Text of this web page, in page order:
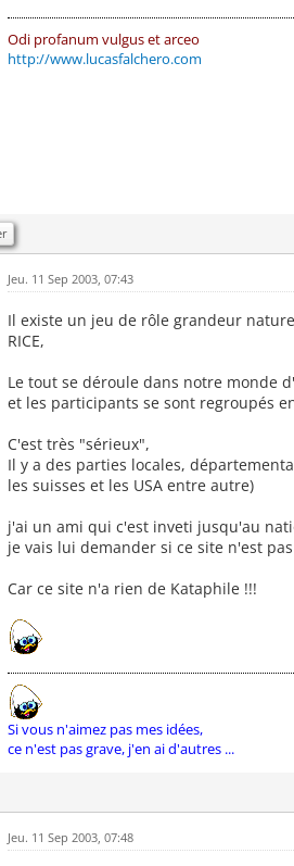
Les Liens
Les
Odi profanum vulgus et arceo
http://www.lucasfalchero.com
Jeu. 11 Sep 2003, 07:43
Il existe un jeu de rôle grandeur
RICE,
Le tout se déroule dans notre monde
et les participants se sont regroupés
C'est très "sérieux",
Il y a des parties locales,
les suisses et les USA entre autre)
j'ai un ami qui c'est inveti jusqu'au
je vais lui demander si ce site n'est
Car ce site n'a rien de Kataphile !!!
Si vous n'aimez pas mes idées,
ce n'est pas grave, j'en ai d'autres ...
Jeu. 11 Sep 2003, 07:48